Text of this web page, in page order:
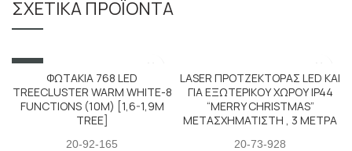
ΣΧΕΤΙΚΆ ΠΡΟΪΌΝΤΑ
SALE
ΦΩΤΑΚΙΑ 768 LED
TREECLUSTER WARM WHITE-8
FUNCTIONS (10M) [1,6-1,9M
TREE]
20-92-165
LASER ΠΡΟΤΖΕΚΤΟΡΑΣ LED KAI
ΓΙΑ ΕΞΩΤΕΡΙΚΟΥ ΧΩΡΟΥ IP44
“MERRY CHRISTMAS”
ΜΕΤΑΣΧΗΜΑΤΙΣΤΗ , 3 ΜΕΤΡΑ
20-73-928